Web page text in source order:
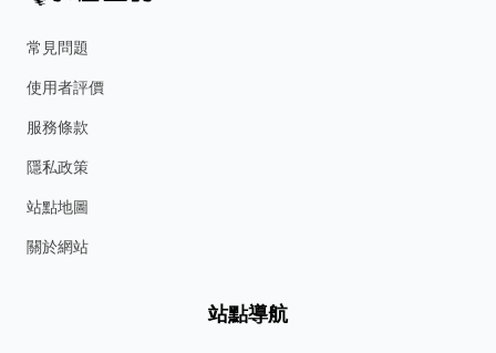
常見問題
使用者評價
服務條款
隱私政策
站點地圖
關於網站
站點導航